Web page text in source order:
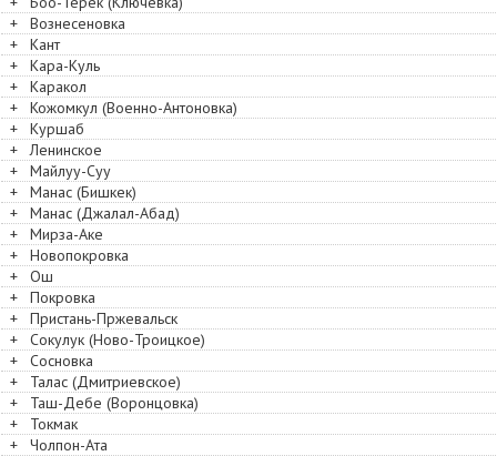
+
Вознесеновка
+
Кант
+
Кара-Куль
+
Каракол
+
Кожомкул (Военно-Антоновка)
+
Куршаб
+
Ленинское
+
Майлуу-Суу
+
Манас (Бишкек)
+
Манас (Джалал-Абад)
+
Мирза-Аке
+
Новопокровка
+
Ош
+
Покровка
+
Пристань-Пржевальск
+
Сокулук (Ново-Троицкое)
+
Сосновка
+
Талас (Дмитриевское)
+
Таш-Дебе (Воронцовка)
+
Токмак
+
Чолпон-Ата